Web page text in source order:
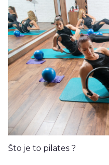
Što je to pilates ?